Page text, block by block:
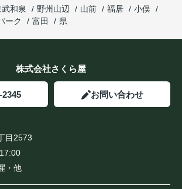
武和泉 野州山辺 山前 福居
小俣
ーク
富田 県
株式会社さくら屋
2345 お問い合わせ
目2573
・他